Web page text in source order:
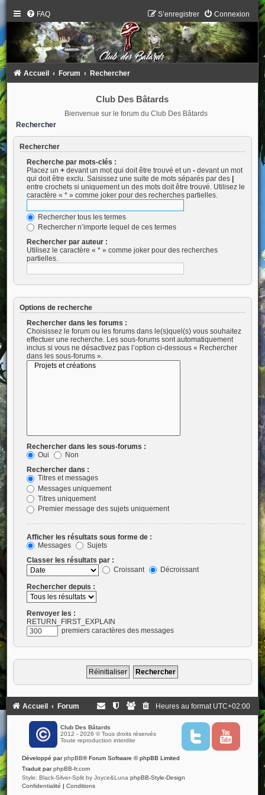
FAQ Connexion
S’enregistrer
Accueil Forum Rechercher
Club Des Bâtards
Bienvenue sur le forum du Club Des Bâtards
Rechercher
Rechercher
Recherche par mots-clés :
Placez un +devant un mot qui doit être trouvé et un -devant un mot
qui doit être exclu. Saisissez une suite de mots séparés par des |
entre crochets si uniquement un des mots doit être trouvé. Utilisez le
caractère « * » comme joker pour des recherches partielles.
Rechercher tous les termes
Rechercher n’importe lequel de ces termes
Rechercher par auteur :
Utilisez le caractère « * » comme joker pour des recherches
partielles.
Options de recherche
Rechercher dans les forums :
Choisissez le forum ou les forums dans le(s)quel(s) vous souhaitez
effectuer une recherche. Les sous-forums sont automatiquement
inclus si vous ne désactivez pas l’option ci-dessous « Rechercher
dans les sous-forums ».
Rechercher dans les sous-forums :
Oui
Non
Rechercher dans :
Titres et messages
Messages uniquement
Titres uniquement
Premier message des sujets uniquement
Afficher les résultats sous forme de :
Messages
Sujets
Classer les résultats par :
Croissant
Décroissant
Rechercher depuis :
Renvoyer les :
RETURN_FIRST_EXPLAIN
premiers caractères des messages
Accueil Forum Heures au format UTC+02:00
Club Des Bâtards
2012 - 2026 © Tous droits réservés
Toute reproduction interdite
T
i
Y
u
Développé parphpBB® Forum Software © phpBB Limited
Traduit parphpBB-fr.com
Style: Black-Silver-Split by Joyce&Luna phpBB-Style-Design
Confidentialité | Conditions